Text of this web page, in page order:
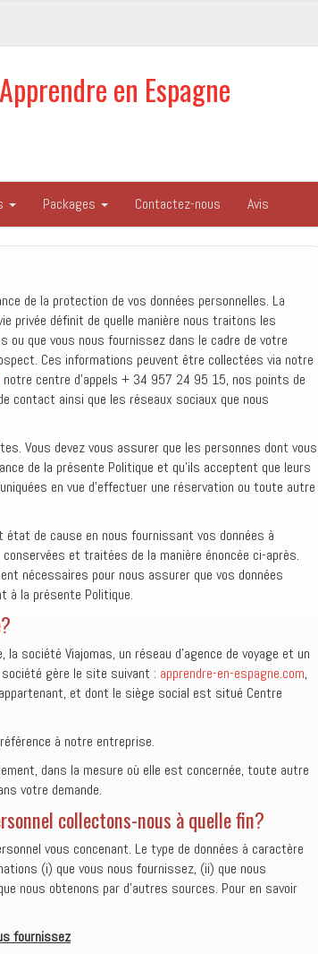
Apprendre en Espagne
Packages Contactez-nous Avis
de la protection de vos données personnelles. La
privée définit de quelle manière nous traitons les
ou que vous nous fournissez dans le cadre de votre
Ces informations peuvent être collectées via notre
notre centre d’appels + 34 957 24 95 15, nos points de
contact ainsi que les réseaux sociaux que nous
Vous devez vous assurer que les personnes dont vous
de la présente Politique et qu’ils acceptent que leurs
en vue d’effectuer une réservation ou toute autre
de cause en nous fournissant vos données à
et traitées de la manière énoncée ci-après.
nécessaires pour nous assurer que vos données
la présente Politique.
société Viajomas, un réseau d’agence de voyage et un
société gère le site suivant : apprendre-en-espagne.com,
et dont le siège social est situé Centre
à notre entreprise.
dans la mesure où elle est concernée, toute autre
votre demande.
collectons-nous à quelle fin?
vous concenant. Le type de données à caractère
(i) que vous nous fournissez, (ii) que nous
nous obtenons par d’autres sources. Pour en savoir
fournissez